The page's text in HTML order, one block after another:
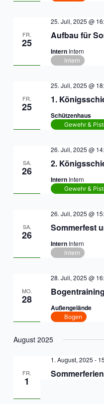
FR.
25
Aufbau für
25. Juli, 2025 @
Intern Intern
Intern
FR.
25
1.
25. Juli, 2025 @
Schützenhaus
Gewehr &
SA.
26
2.
26. Juli, 2025 @
Intern Intern
Gewehr &
SA.
26
Sommerfest
26. Juli, 2025 @
Intern Intern
Intern
MO.
28
Bogentraining
28. Juli, 2025 @
Außengelände
Bogen
August 2025
FR.
1
Sommerferien
1. August, 2025 -